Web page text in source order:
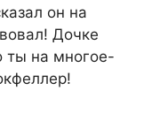
он на
Дочке
ты на многое-